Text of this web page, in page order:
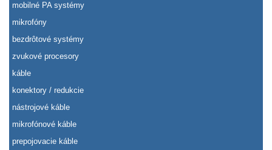
mobilné PA systémy
mikrofóny
bezdrôtové systémy
zvukové procesory
káble
konektory / redukcie
nástrojové káble
mikrofónové káble
prepojovacie káble